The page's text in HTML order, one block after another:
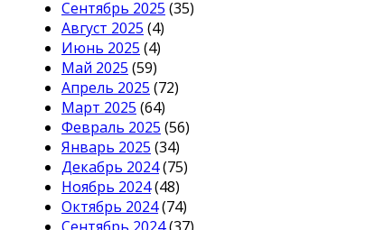
Сентябрь 2025 (35)
Август 2025 (4)
Июнь 2025 (4)
Май 2025 (59)
Апрель 2025 (72)
Март 2025 (64)
Февраль 2025 (56)
Январь 2025 (34)
Декабрь 2024(75)
Ноябрь 2024(48)
Октябрь 2024(74)